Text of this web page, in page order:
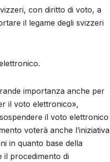
con diritto di voto, a
il legame degli svizzeri
importanza anche per
il voto elettronico»,
il voto elettronico
voterà anche l’iniziativa
in quanto base della
il procedimento di